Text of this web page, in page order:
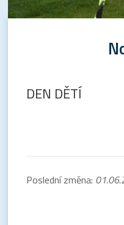
DEN DĚTÍ
Poslední změna: